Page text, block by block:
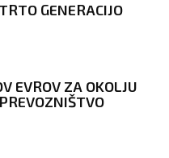
GENERACIJO
EVROV ZA OKOLJU